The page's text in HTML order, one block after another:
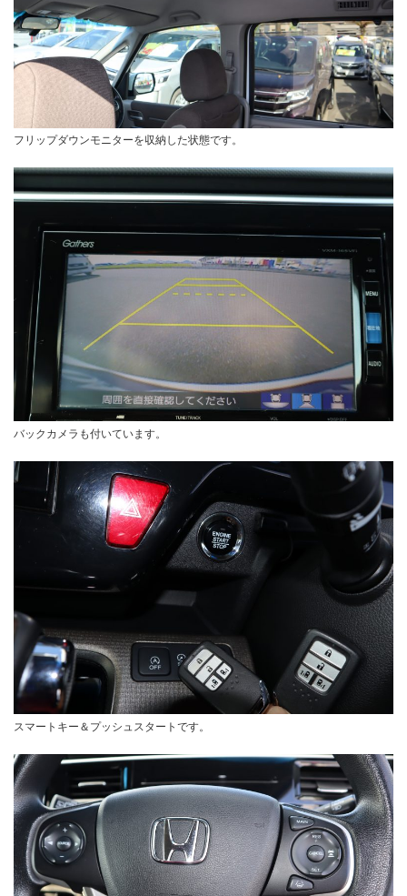
フリップダウンモニターを収納した状態です。
バックカメラも付いています。
スマートキー＆プッシュスタートです。